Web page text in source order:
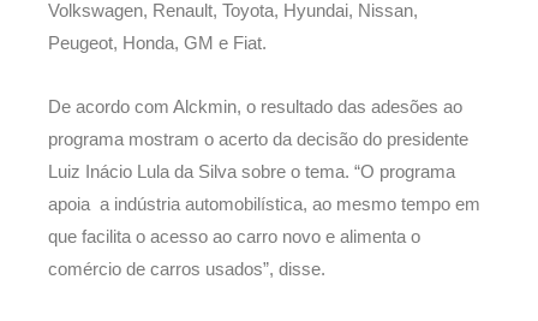
Volkswagen, Renault, Toyota, Hyundai, Nissan,
Peugeot, Honda, GM e Fiat.
De acordo com Alckmin, o resultado das adesões ao
programa mostram o acerto da decisão do presidente
Luiz Inácio Lula da Silva sobre o tema. “O programa
apoia a indústria automobilística, ao mesmo tempo em
que facilita o acesso ao carro novo e alimenta o
comércio de carros usados”, disse.